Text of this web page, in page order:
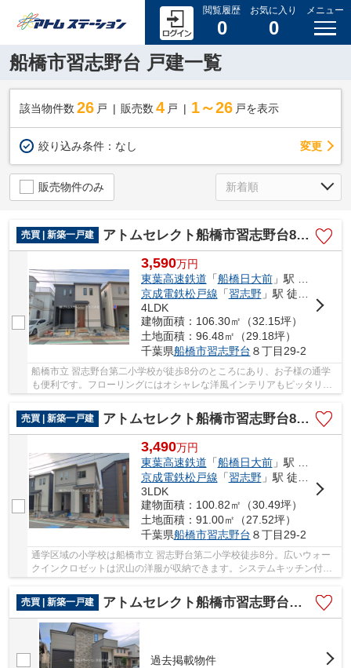
閲覧履歴
0
お気に入り
0
メニュー
船橋市習志野台 戸建一覧
該当物件数 26 戸 販売数 4 戸 1～26 戸を表示
絞り込み条件： なし 変更
販売物件のみ
売買 | 新築一戸建 アトムセレクト船橋市習志野台8丁目1905番C号棟
3,590万円
東葉高速鉄道 「船橋日大前」駅 徒歩18分
京成電鉄松戸線 「習志野」駅 徒歩22分
4LDK
建物面積：106.30㎡（32.15坪）
土地面積：96.48㎡（29.18坪）
千葉県船橋市習志野台 ８丁目29-2
船橋市立 習志野台第二小学校が徒歩8分のところにあり、お子様の通学
も便利です。フローリングにはオシャレな洋風インテリアもピッタリで
売買 | 新築一戸建
アトムセレクト船橋市習志野台8丁目1905番B号棟
3,490万円
東葉高速鉄道 「船橋日大前」駅 徒歩18分
京成電鉄松戸線 「習志野」駅 徒歩22分
3LDK
建物面積：100.82㎡（30.49坪）
土地面積：91.00㎡（27.52坪）
千葉県船橋市習志野台 ８丁目29-2
通学区域の小学校は船橋市立 習志野台第二小学校徒歩8分。広いウォー
クインクロゼットは沢山の洋服が収納できます。システムキッチン付き
売買 | 新築一戸建
アトムセレクト船橋市習志野台１９期２号棟
過去掲載物件